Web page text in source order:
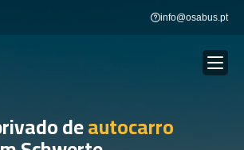
info@osabus.pt
AUTOCARROS
deautocarro